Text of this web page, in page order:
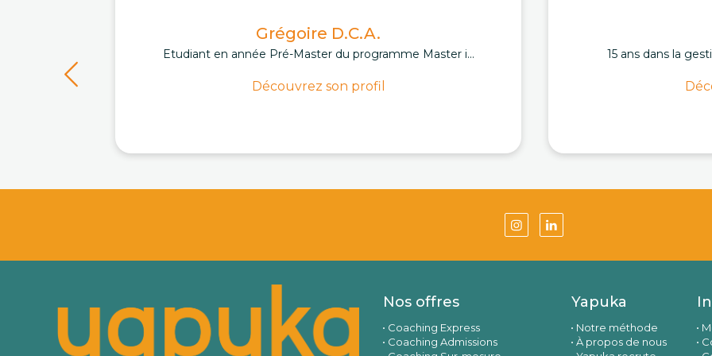
Grégoire D.C.A.
Etudiant en année Pré-Master du programme Master i...
Découvrez son profil
15 ans dans la
Nos offres
Coaching Express
Coaching Admissions
Yapuka
Notre méthode
À propos de nous